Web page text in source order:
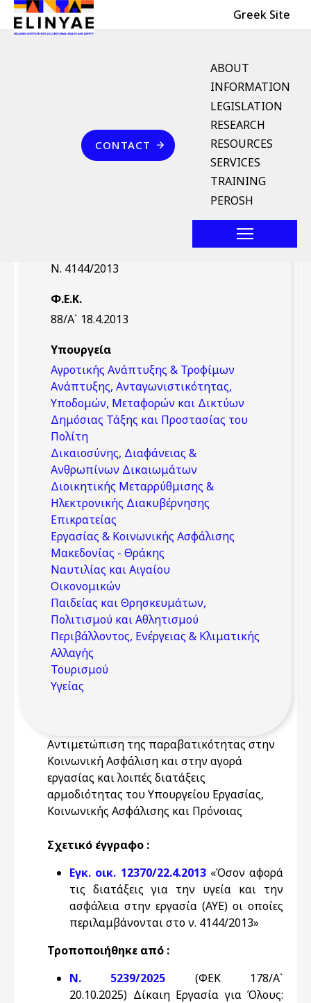
Skip to main content
Header Top Greek Site
English Menu
ABOUT
INFORMATION
LEGISLATION
RESEARCH
RESOURCES
SERVICES
TRAINING
PEROSH
Επικοινωνία
CONTACT
Breadcrumb
Ν. 4144/2013 (ΦΕΚ 88/Α`
Ν. 4144/2013
Φ.Ε.Κ.
88/Α` 18.4.2013
Υπουργεία
Αγροτικής Ανάπτυξης & Τροφίμων
Ανάπτυξης, Ανταγωνιστικότητας,
Υποδομών, Μεταφορών και Δικτύων
Δημόσιας Τάξης και Προστασίας του
Πολίτη
Δικαιοσύνης, Διαφάνειας &
Ανθρωπίνων Δικαιωμάτων
Διοικητικής Μεταρρύθμισης &
Ηλεκτρονικής Διακυβέρνησης
Επικρατείας
Εργασίας & Κοινωνικής Ασφάλισης
Μακεδονίας - Θράκης
Ναυτιλίας και Αιγαίου
Οικονομικών
Παιδείας και Θρησκευμάτων,
Πολιτισμού και Αθλητισμού
Περιβάλλοντος, Ενέργειας & Κλιματικής
Αλλαγής
Τουρισμού
Υγείας
Αντιμετώπιση της παραβατικότητας στην
Κοινωνική Ασφάλιση και στην αγορά
εργασίας και λοιπές διατάξεις
αρμοδιότητας του Υπουργείου Εργασίας,
Κοινωνικής Ασφάλισης και Πρόνοιας
Σχετικό έγγραφο :
Εγκ. οικ. 12370/22.4.2013 «Όσον αφορά
τις διατάξεις για την υγεία και την
ασφάλεια στην εργασία (ΑΥΕ) οι οποίες
περιλαμβάνονται στο ν. 4144/2013»
Τροποποιήθηκε από :
Ν. 5239/2025
(ΦΕΚ 178/Α`
20.10.2025) Δίκαιη Εργασία για Όλους: